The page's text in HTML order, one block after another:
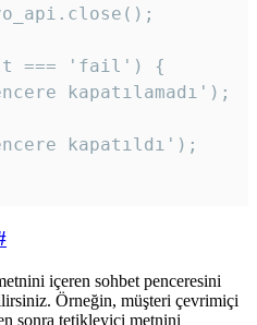
=== 'fail') {
kapatılamadı');
kapatıldı');
içeren sohbet penceresini
Örneğin, müşteri çevrimiçi
sonra tetikleyici metnini